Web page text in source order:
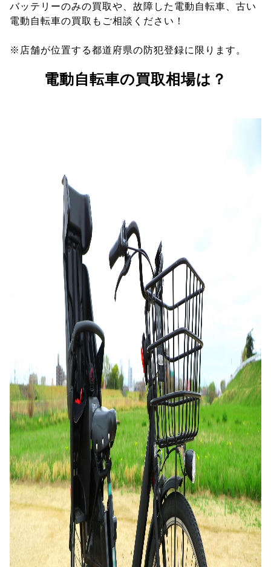
バッテリーのみの買取や、故障した電動自転車、古い
電動自転車の買取もご相談ください！
※店舗が位置する都道府県の防犯登録に限ります。
電動自転車の買取相場は？